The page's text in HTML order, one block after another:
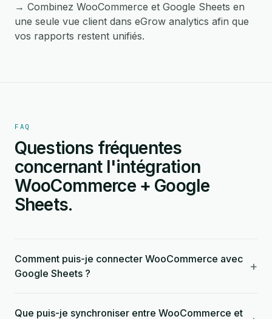
→ Combinez WooCommerce et Google Sheets en
une seule vue client dans eGrow analytics afin que
vos rapports restent unifiés.
FAQ
Questions fréquentes
concernant l'intégration
WooCommerce + Google
Sheets.
Comment puis-je connecter WooCommerce avec
Google Sheets ?
+
Que puis-je synchroniser entre WooCommerce et